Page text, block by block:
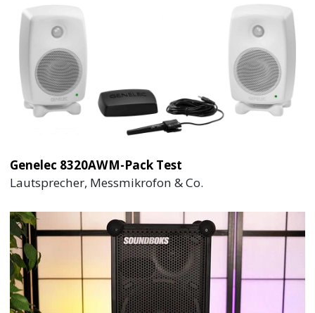
Genelec 8320AWM-Pack Test
Lautsprecher, Messmikrofon & Co.